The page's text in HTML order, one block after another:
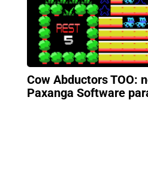
Cow Abductors TOO:
Paxanga Software